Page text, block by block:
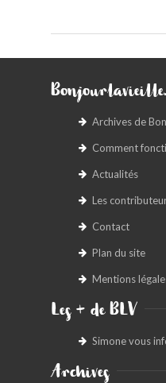
Archives de
Comment
Actualités
Les
Contact
Plan du site
Mentions
Les + de BLV
Simone vous
Archives